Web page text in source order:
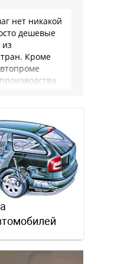
нет никакой
дешевые
Кроме